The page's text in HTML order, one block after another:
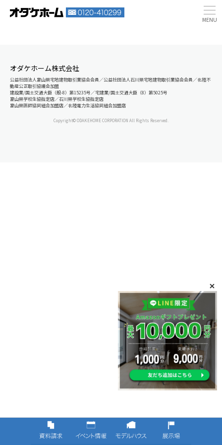
オダケホーム株式会社
公益社団法人富山県宅地建物取引業協会会員／公益社団法人石川県宅地建物取引業協会会員／北陸不
動産公正取引協議会加盟
建設業/国土交通大臣（般-8）第15235号／宅建業/国土交通大臣（8）第5025号
富山県学校生協指定店／石川県学校生協指定店
富山県医師協同組合加盟店／北陸電力生活協同組合加盟店
Copyright© ODAKEHOME CORPORATION All Rights Reserved.